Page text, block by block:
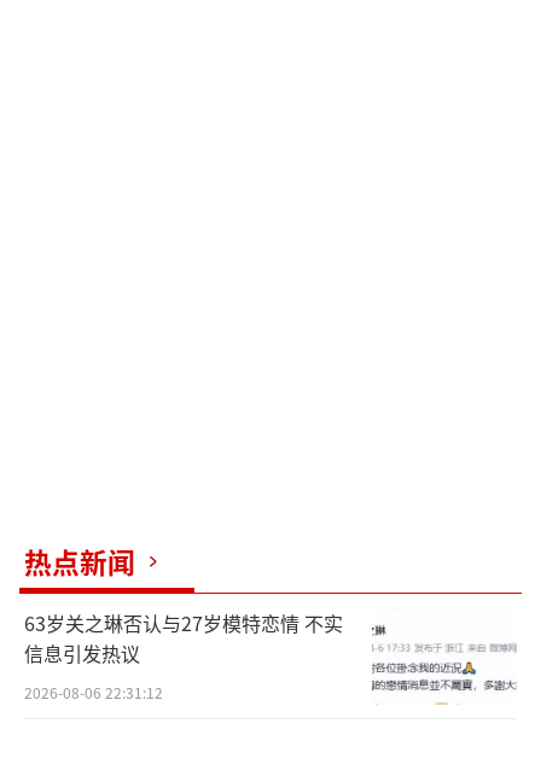
热点新闻
63岁关之琳否认与27岁模特恋情 不实
信息引发热议
2026-08-06 22:31:12